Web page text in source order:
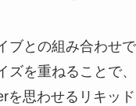
ブとの組み合わせ
ズを重ねることで
を思わせるリキッ